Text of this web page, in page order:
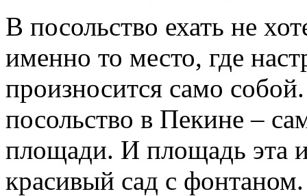
В посольство ехать не
именно то место, где
произносится само
посольство в Пекине –
площади. И площадь эта
красивый сад с фонтаном.